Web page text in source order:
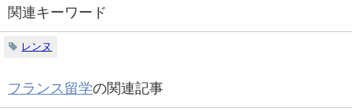
関連キーワード
レンヌ
フランス留学の関連記事